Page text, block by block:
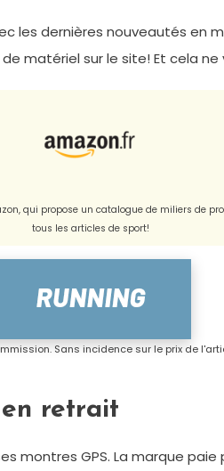
les dernières nouveautés en
matériel sur le site! Et cela
qui propose un catalogue de miliers de
tous les articles de sport!
Sans incidence sur le prix de
en retrait
montres GPS. La marque